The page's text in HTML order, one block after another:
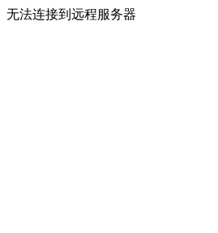
无法连接到远程服务器